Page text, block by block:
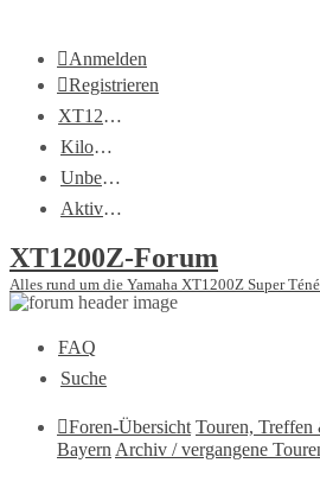
Anmelden
Registrieren
XT1200Z-Wiki
Kilometerstatistik
Unbeantwortete Themen
Aktive Themen
XT1200Z-Forum
Alles rund um die Yamaha XT1200Z Super
FAQ
Suche
Foren-Übersicht Touren, Treffen
Bayern Archiv / vergangene